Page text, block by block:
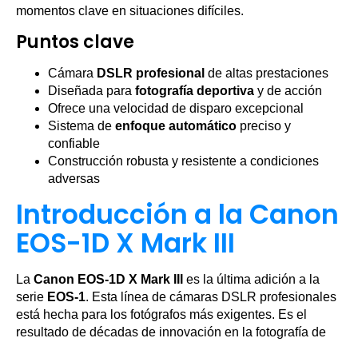
momentos clave en situaciones difíciles.
Puntos clave
Cámara DSLR profesional de altas prestaciones
Diseñada para fotografía deportiva y de acción
Ofrece una velocidad de disparo excepcional
Sistema de enfoque automático preciso y
confiable
Construcción robusta y resistente a condiciones
adversas
Introducción a la Canon
EOS-1D X Mark III
La Canon EOS-1D X Mark III
es la última adición a la
serie EOS-1. Esta línea de cámaras DSLR profesionales
está hecha para los fotógrafos más exigentes. Es el
resultado de décadas de innovación en la fotografía de